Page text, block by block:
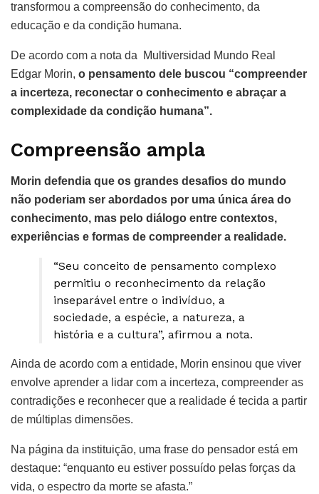
transformou a compreensão do conhecimento, da
educação e da condição humana.
De acordo com a nota da Multiversidad Mundo Real
Edgar Morin, o pensamento dele buscou “compreender
a incerteza, reconectar o conhecimento e abraçar a
complexidade da condição humana”.
Compreensão ampla
Morin defendia que os grandes desafios do mundo
não poderiam ser abordados por uma única área do
conhecimento, mas pelo diálogo entre contextos,
experiências e formas de compreender a realidade.
“Seu conceito de pensamento complexo
permitiu o reconhecimento da relação
inseparável entre o indivíduo, a
sociedade, a espécie, a natureza, a
história e a cultura”, afirmou a nota.
Ainda de acordo com a entidade, Morin ensinou que viver
envolve aprender a lidar com a incerteza, compreender as
contradições e reconhecer que a realidade é tecida a partir
de múltiplas dimensões.
Na página da instituição, uma frase do pensador está em
destaque: “enquanto eu estiver possuído pelas forças da
vida, o espectro da morte se afasta.”